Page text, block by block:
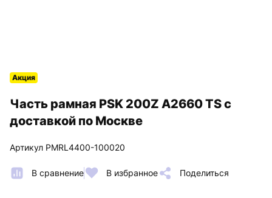
Часть рамная PSK 200Z A2660 TS с
доставкой по Москве
Артикул PMRL4400-100020
В сравнение В избранное Поделиться
Акция